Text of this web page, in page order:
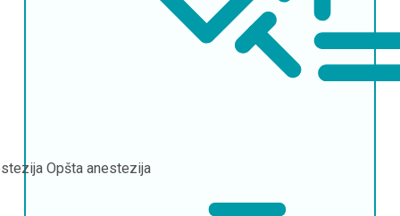
Opšta anestezija